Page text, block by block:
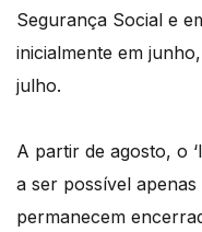
Segurança Social e
inicialmente em
julho.
A partir de agosto, o
a ser possível
permanecem